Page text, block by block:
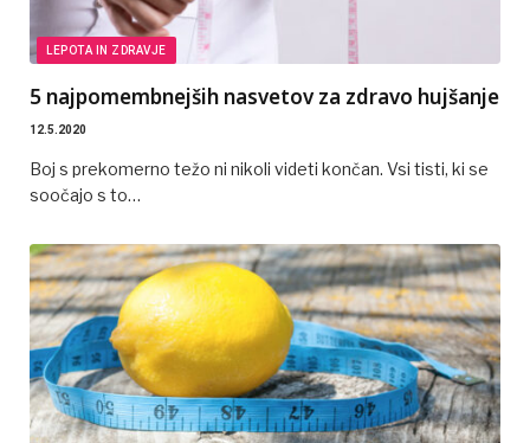
LEPOTA IN ZDRAVJE
5 najpomembnejših nasvetov za zdravo hujšanje
12.5.2020
Boj s prekomerno težo ni nikoli videti končan. Vsi tisti, ki se
soočajo s to…